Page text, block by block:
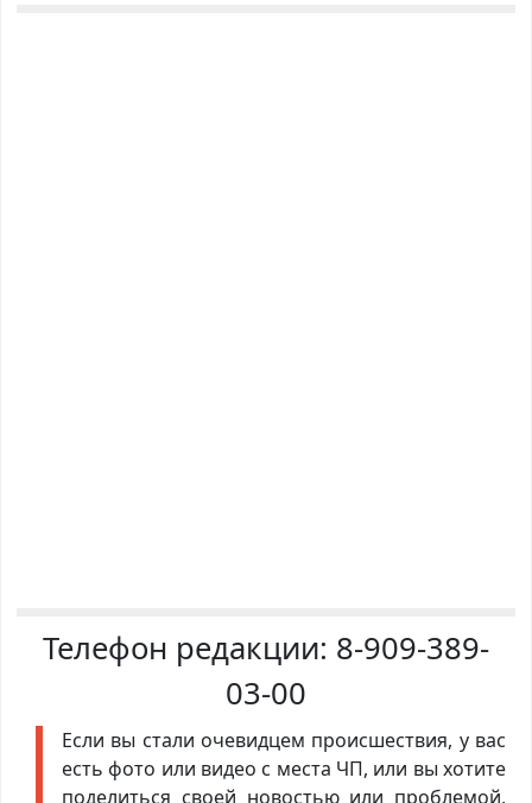
Телефон редакции: 8-909-389-
03-00
Если вы стали очевидцем происшествия, у вас
есть фото или видео с места ЧП, или вы хотите
поделиться своей новостью или проблемой,